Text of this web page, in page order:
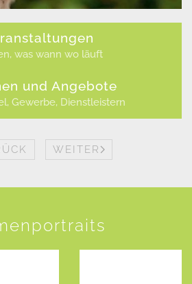
was wann wo läuft
und Angebote
Gewerbe, Dienstleistern
WEITER